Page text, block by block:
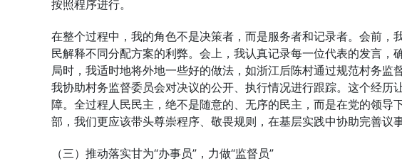
按照程序进行。
在整个过程中，我的角色不是决策者，而是服务者和记录者。会前
民解释不同分配方案的利弊。会上，我认真记录每一位代表的发言
局时，我适时地将外地一些好的做法，如浙江后陈村通过规范村务监
我协助村务监督委员会对决议的公开、执行情况进行跟踪。这个经历
障。全过程人民民主，绝不是随意的、无序的民主，而是在党的领
部，我们更应该带头尊崇程序、敬畏规则，在基层实践中协助完善议
（三）推动落实甘为“办事员”，力做“监督员”